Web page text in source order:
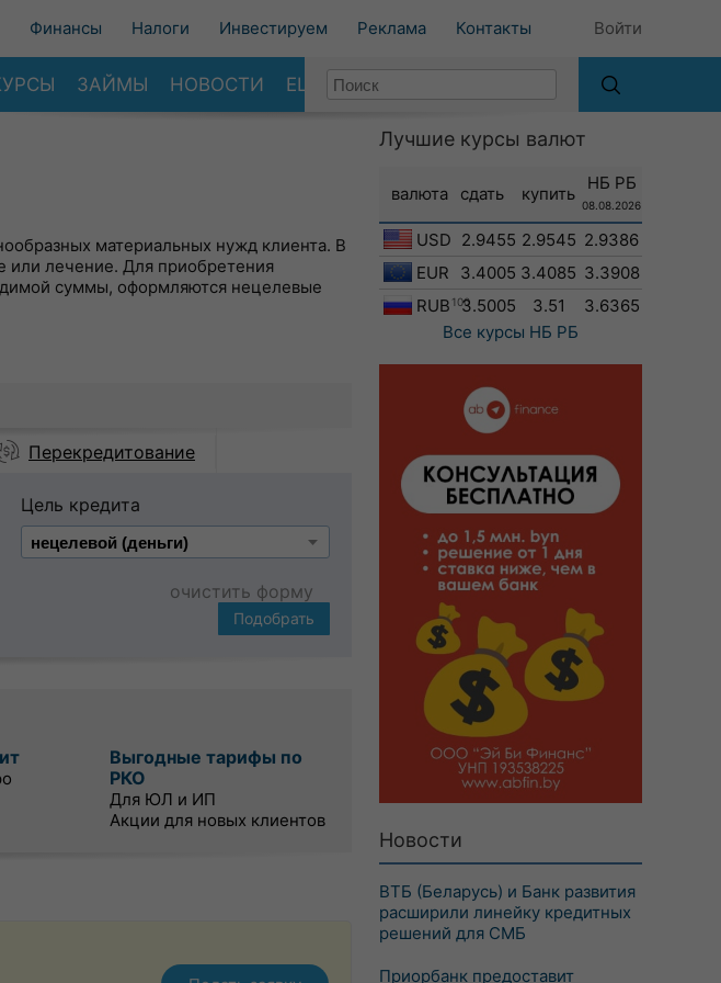
Финансы Налоги Инвестируем Реклама Контакты Войти
ЗАЙМЫ НОВОСТИ ЕЩЕ
материальных нужд клиента. В
или лечение. Для приобретения
суммы, оформляются нецелевые
Перекредитование
Цель кредита
очистить форму
Подобрать
Выгодные тарифы по
РКО
Для ЮЛ и ИП
Акции для новых клиентов
Лучшие курсы валют
валюта сдать купить
НБ РБ
08.08.2026
USD 2.9455 2.9545 2.9386
EUR
3.4005 3.4085 3.3908
RUB 1003.5005 3.51
3.6365
Все курсы НБ РБ
Новости
ВТБ (Беларусь) и Банк развития
расширили линейку кредитных
решений для СМБ
Приорбанк предоставит